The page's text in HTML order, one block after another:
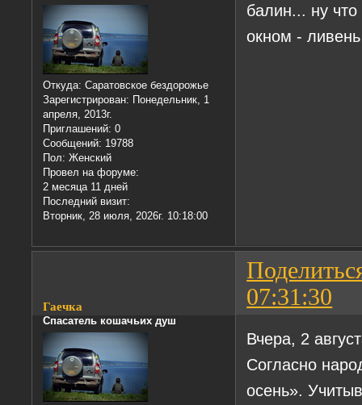
Откуда: Саратовское бездорожье
Зарегистрирован: Понедельник, 1
апреля, 2013г.
Приглашений: 0
Сообщений: 19788
Пол: Женский
Провел на форуме:
2 месяца 11 дней
Последний визит:
Вторник, 28 июля, 2026г. 10:18:00
балин... ну
окном -
07:31:30
Гаечка
Спасатель кошачьих душ
Вчера, 2
Согласно
осень».